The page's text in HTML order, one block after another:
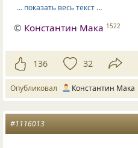
… показать весь текст …
© Константин Мака 1522
136 32
Опубликовал Константин Мака
#1116013